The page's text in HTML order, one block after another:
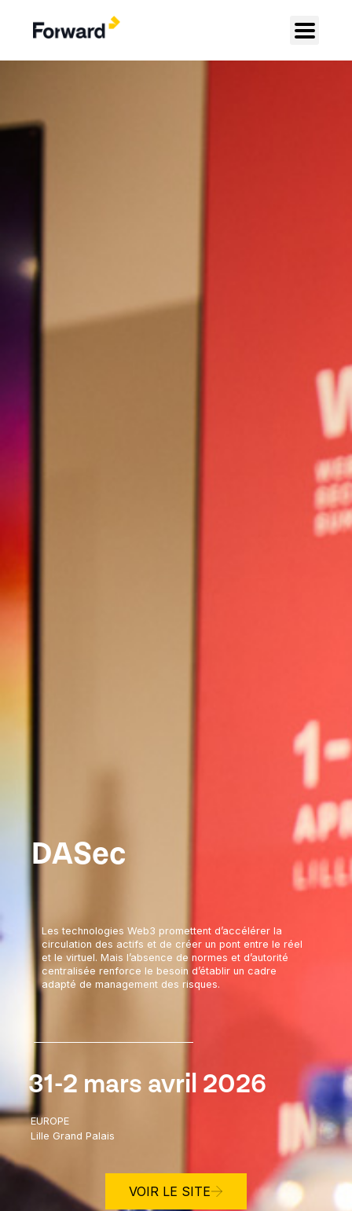
DASec
Les technologies Web3 promettent d’accélérer la
circulation des actifs et de créer un pont entre le réel
et le virtuel. Mais l’absence de normes et d’autorité
centralisée renforce le besoin d’établir un cadre
adapté de management des risques.
31-2 mars avril 2026
EUROPE
Lille Grand Palais
VOIR LE SITE